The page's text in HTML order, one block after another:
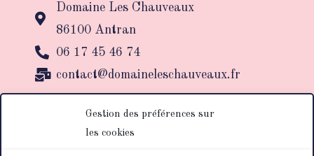
Gestion des préférences sur
les cookies
Domaine Les Chauveaux
86100 Antran
06 17 45 46 74
contact@domaineleschauveaux.fr
NOUS CONTACTER